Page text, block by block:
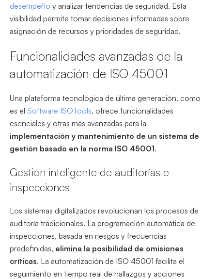
desempeño y analizar tendencias de seguridad. Esta
visibilidad permite tomar decisiones informadas sobre
asignación de recursos y prioridades de seguridad.
Funcionalidades avanzadas de la
automatización de ISO 45001
Una plataforma tecnológica de última generación, como
es el Software ISOTools, ofrece funcionalidades
esenciales y otras más avanzadas para la
implementación y mantenimiento de un sistema de
gestión basado en la norma ISO 45001.
Gestión inteligente de auditorías e
inspecciones
Los sistemas digitalizados revolucionan los procesos de
auditoría tradicionales. La programación automática de
inspecciones, basada en riesgos y frecuencias
predefinidas, elimina la posibilidad de omisiones
críticas. La automatización de ISO 45001 facilita el
seguimiento en tiempo real de hallazgos y acciones